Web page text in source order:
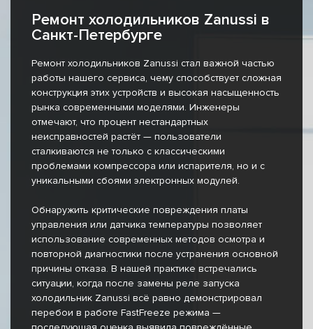
Ремонт холодильников Zanussi в
Санкт-Петербурге
Ремонт холодильников Zanussi стал важной частью
работы нашего сервиса, чему способствует сложная
конструкция этих устройств и высокая насыщенность
рынка современными моделями. Инженеры
отмечают, что процент нестандартных
неисправностей растёт — пользователи
сталкиваются не только с классическими
проблемами компрессора или испарителя, но и с
уникальными сбоями электронных модулей.
Обнаружить критические повреждения платы
управления или датчика температуры позволяет
использование современных методов осмотра и
повторной диагностики после устранения основной
причины отказа. В нашей практике встречались
ситуации, когда после замены реле запуска
холодильник Zanussi всё равно демонстрировал
перебои в работе FastFreeze режима —